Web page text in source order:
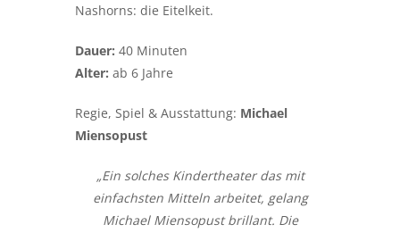
Nashorns: die Eitelkeit.
Dauer: 40 Minuten
Alter: ab 6 Jahre
Regie, Spiel & Ausstattung: Michael
Miensopust
„Ein solches Kindertheater das mit
einfachsten Mitteln arbeitet, gelang
Michael Miensopust brillant. Die